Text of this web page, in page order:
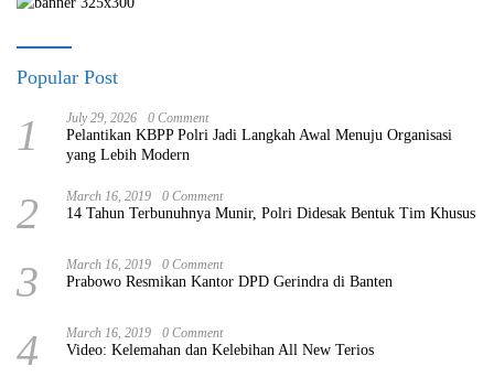
Popular Post
1 July 29, 2026 0 Comment
Pelantikan KBPP Polri Jadi Langkah Awal Menuju Organisasi
yang Lebih Modern
2 March 16, 2019 0 Comment
14 Tahun Terbunuhnya Munir, Polri Didesak Bentuk Tim Khusus
3 March 16, 2019 0 Comment
Prabowo Resmikan Kantor DPD Gerindra di Banten
4 March 16, 2019 0 Comment
Video: Kelemahan dan Kelebihan All New Terios